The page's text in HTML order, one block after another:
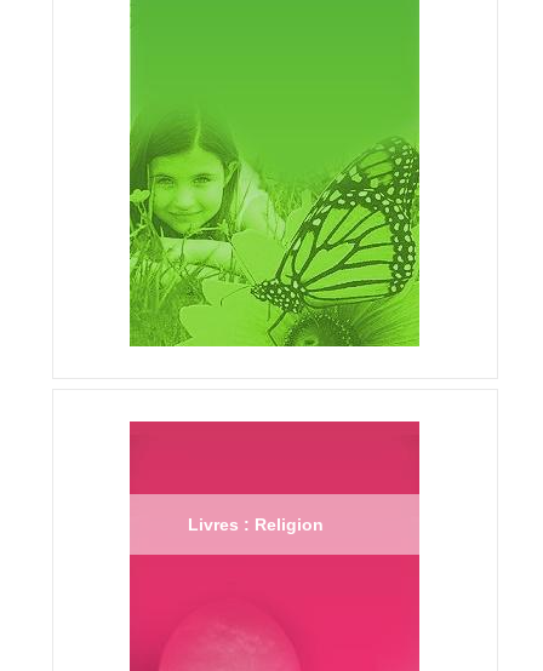
Livres : Religion